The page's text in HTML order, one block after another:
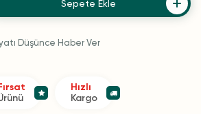
Sepete Ekle
Düşünce Haber Ver
Hızlı
Kargo